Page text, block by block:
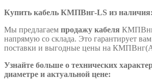
Купить кабель КМПВнг-LS из наличия:
Мы предлагаем продажу кабеля
напрямую со склада. Это гарантирует
поставки и выгодные цены на
Узнайте больше о технических
диаметре и актуальной цене: